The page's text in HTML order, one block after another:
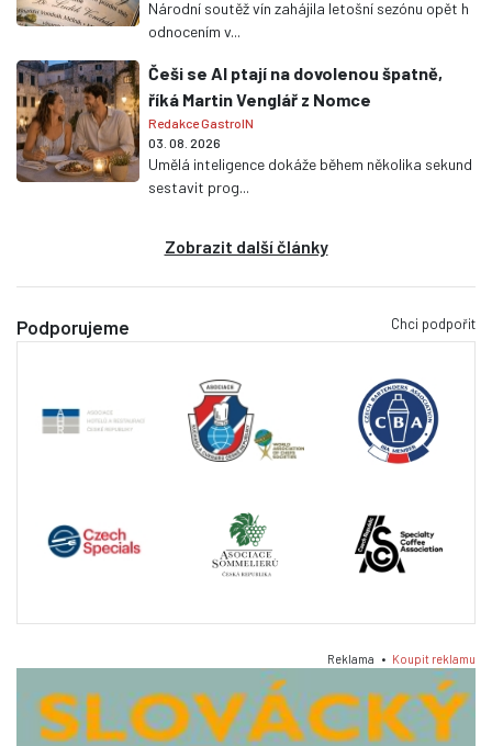
Národní soutěž vín zahájila letošní sezónu opět h
odnocením v...
Češi se AI ptají na dovolenou špatně,
říká Martin Venglář z Nomce
Redakce GastroIN
03. 08. 2026
Umělá inteligence dokáže během několika sekund
sestavit prog...
Zobrazit další články
Podporujeme Chci podpořit
Reklama • Koupit reklamu